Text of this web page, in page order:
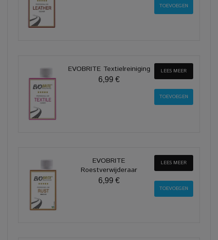
EVOBRITE Textielreiniging
6,99 €
LEES MEER
EVOBRITE
Roestverwijderaar
6,99 €
LEES MEER